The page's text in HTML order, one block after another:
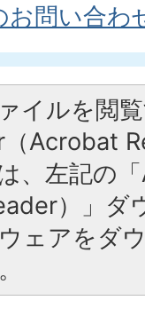
お問い合わ
イルを閲
（Acrobat
、左記の
）」ダ
ェアをダ